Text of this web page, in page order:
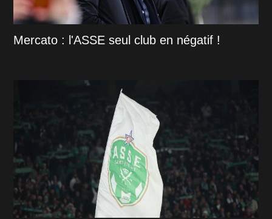
Mercato : l'ASSE seul club en négatif !